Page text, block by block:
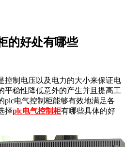
的好处有哪些
控制电压以及电力的大小来保证电
平稳性降低意外的产生并且提高工
plc电气控制柜能够有效地满足各
择plc电气控制柜有哪些具体的好